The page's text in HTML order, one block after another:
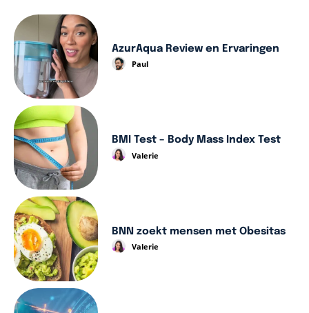
AzurAqua Review en Ervaringen
Paul
BMI Test – Body Mass Index Test
Valerie
BNN zoekt mensen met Obesitas
Valerie